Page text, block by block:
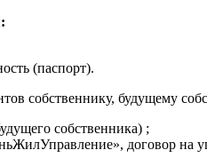
(паспорт).
собственнику, будущему
собственника) ;
договор на